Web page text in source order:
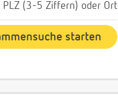
PLZ (3-5 Ziffern) oder Ort